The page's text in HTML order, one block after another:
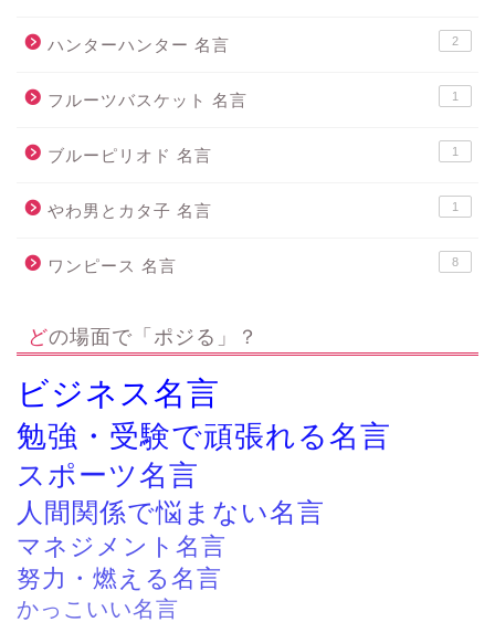
ハンターハンター 名言 2
フルーツバスケット 名言 1
ブルーピリオド 名言 1
やわ男とカタ子 名言 1
ワンピース 名言 8
どの場面で「ポジる」？
ビジネス名言
勉強・受験で頑張れる名言
スポーツ名言
人間関係で悩まない名言
マネジメント名言
努力・燃える名言
かっこいい名言